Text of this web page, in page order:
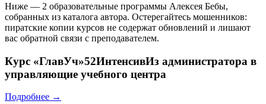
Ниже — 2 образовательные программы Алексея Бебы,
собранных из каталога автора. Остерегайтесь мошенников:
пиратские копии курсов не содержат обновлений и лишают
вас обратной связи с преподавателем.
Курс «ГлавУч»52ИнтенсивИз администратора в
управляющие учебного центра
Подробнее →